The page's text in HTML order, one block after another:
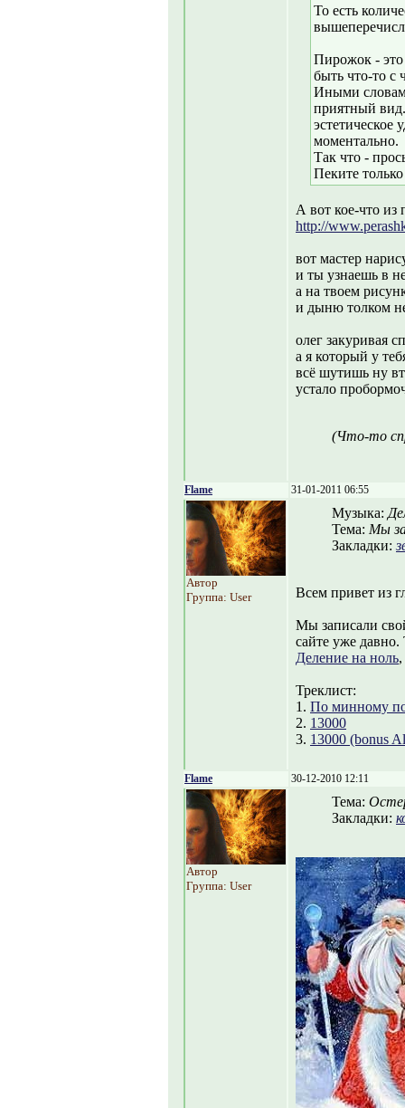
То есть
Пирожок - это
быть что-то с
Иными
приятный
эстетическое
моментально.
Так что -
Пеките
А вот кое-что из
http://
вот мастер
и ты узнаешь в
а на твоем
и дыню толком
олег закуривая
а я который у
всё шутишь ну
устало
(Что-то
Flame 31-01-2011 06:55
Автор
Группа: User
Музыка:
Тема: Мы
Закладки:
Всем привет из
Мы записали
сайте уже
Деление на ноль
Треклист:
1. По минному
2. 13000
3. 13000 (bonus
Flame 30-12-2010 12:11
Автор
Группа: User
Тема:
Закладки: